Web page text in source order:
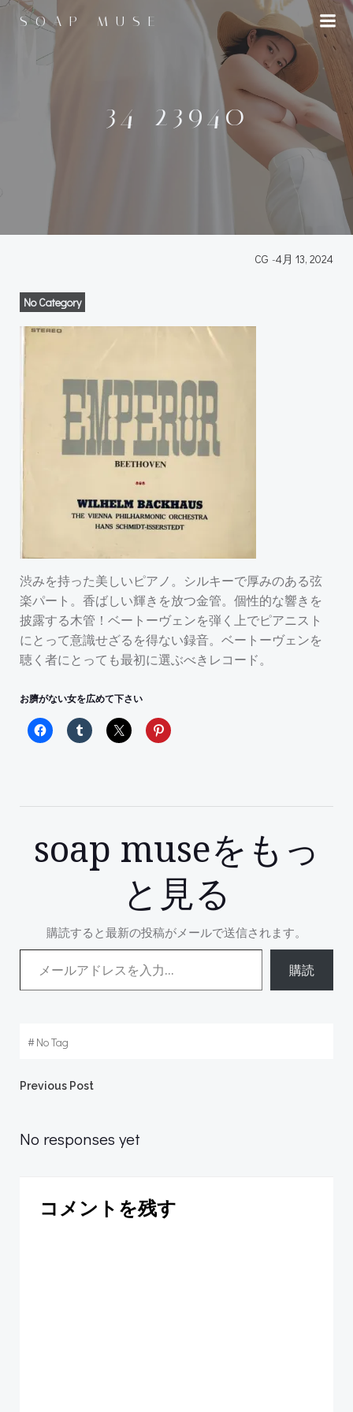
コ
ス
SOAP MUSE
34-23940
CG -4月 13, 2024
No Category
渋みを持った美しいピアノ。シルキーで厚みのある弦
楽パート。香ばしい輝きを放つ金管。個性的な響きを
披露する木管！ベートーヴェンを弾く上でピアニスト
にとって意識せざるを得ない録音。ベートーヴェンを
聴く者にとっても最初に選ぶべきレコード。
お臍がない女を広めて下さい
soap museをもっ
と見る
購読すると最新の投稿がメールで送信されます。
メールアドレスを入力...
購読
#No Tag
Post
navigation
Previous Post
No responses yet
コメントを残す